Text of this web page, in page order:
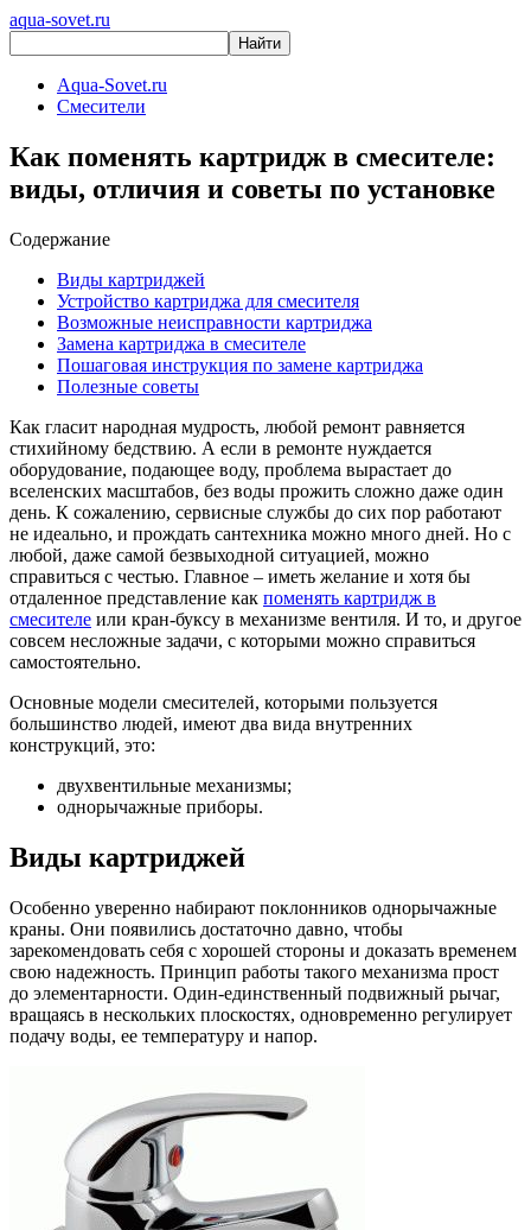
aqua-sovet.ru
Aqua-Sovet.ru
Смесители
Как поменять картридж в смесителе:
виды, отличия и советы по установке
Содержание
Виды картриджей
Устройство картриджа для смесителя
Возможные неисправности картриджа
Замена картриджа в смесителе
Пошаговая инструкция по замене картриджа
Полезные советы
Как гласит народная мудрость, любой ремонт равняется
стихийному бедствию. А если в ремонте нуждается
оборудование, подающее воду, проблема вырастает до
вселенских масштабов, без воды прожить сложно даже один
день. К сожалению, сервисные службы до сих пор работают
не идеально, и прождать сантехника можно много дней. Но с
любой, даже самой безвыходной ситуацией, можно
справиться с честью. Главное – иметь желание и хотя бы
отдаленное представление как поменять картридж в
смесителе или кран-буксу в механизме вентиля. И то, и другое
совсем несложные задачи, с которыми можно справиться
самостоятельно.
Основные модели смесителей, которыми пользуется
большинство людей, имеют два вида внутренних
конструкций, это:
двухвентильные механизмы;
однорычажные приборы.
Виды картриджей
Особенно уверенно набирают поклонников однорычажные
краны. Они появились достаточно давно, чтобы
зарекомендовать себя с хорошей стороны и доказать временем
свою надежность. Принцип работы такого механизма прост
до элементарности. Один-единственный подвижный рычаг,
вращаясь в нескольких плоскостях, одновременно регулирует
подачу воды, ее температуру и напор.